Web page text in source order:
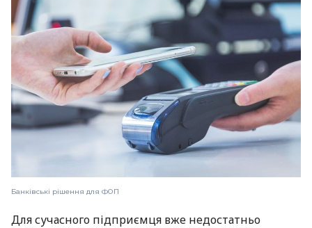
Банківські рішення для ФОП
Для сучасного підприємця вже недостатньо